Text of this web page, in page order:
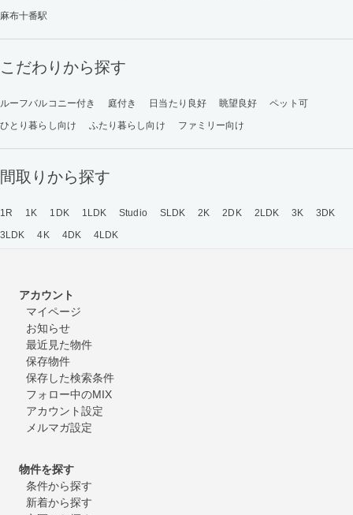
麻布十番駅
こだわりから探す
ルーフバルコニー付き 庭付き 日当たり良好 眺望良好
ペット可
ひとり暮らし向け
ふたり暮らし向け ファミリー向け
間取りから探す
1R 1K 1DK 1LDK Studio SLDK 2K 2DK 2LDK 3K
3DK
3LDK
4K 4DK 4LDK
アカウント
マイページ
お知らせ
最近見た物件
保存物件
保存した検索条件
フォロー中のMIX
アカウント設定
メルマガ設定
物件を探す
条件から探す
新着から探す